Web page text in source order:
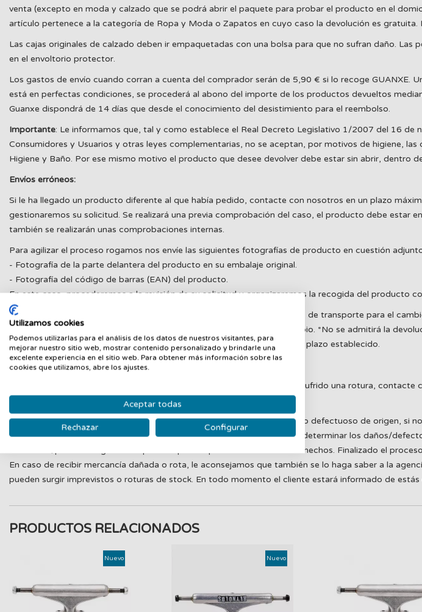
venta (excepto en moda y calzado que se podrá abrir el paquete para probar el producto en el
artículo pertenece a la categoría de Ropa y Moda o Zapatos en cuyo caso la devolución es
Las cajas originales de calzado deben ir empaquetadas con una bolsa para que no sufran daño.
en el envoltorio protector.
Los gastos de envío cuando corran a cuenta del comprador serán de 5,90 € si lo recoge
está en perfectas condiciones, se procederá al abono del importe de los productos devueltos
Guanxe dispondrá de 14 días que desde el conocimiento del desistimiento para el reembolso.
Importante: Le informamos que, tal y como establece el Real Decreto Legislativo 1/2007 del 16 de
Consumidores y Usuarios y otras leyes complementarias, no se aceptan, por motivos de higiene,
Higiene y Baño. Por ese mismo motivo el producto que desee devolver debe estar sin abrir, dentro
Envíos erróneos:
Si le ha llegado un producto diferente al que había pedido, contacte con nosotros en un plazo
gestionaremos su solicitud. Se realizará una previa comprobación del caso, el producto debe estar
también se realizarán unas comprobaciones internas.
Para agilizar el proceso rogamos nos envíe las siguientes fotografías de producto en cuestión
- Fotografía de la parte delantera del producto en su embalaje original.
- Fotografía del código de barras (EAN) del producto.
En este caso, procederemos a la revisión de su solicitud y organizaremos la recogida del producto
En caso de un error de GUANXE en la preparación del pedido, los gastos de transporte para el
deberá abonar el cliente, el coste del servicio de transporte para el cambio. *No se admitirá la
reclamación de un artículo faltante, si no ha sido comunicado dentro del plazo establecido.
Roturas o defectos de origen:
En el caso de que su pedido haya llegado defectuoso desde origen o a sufrido una rotura,
recepción y gestionaremos su incidencia.
Importante: No se admitirá la devolución de un artículo dañado, así como defectuoso de origen, si
necesitaremos siempre una o varias pruebas del comprador para poder determinar los daños/
mercancía/pedido o alguna otra prueba que nos permita determinar los hechos. Finalizado el
En caso de recibir mercancía dañada o rota, le aconsejamos que también se lo haga saber a la
pueden surgir imprevistos o roturas de stock. En todo momento el cliente estará informado de
PRODUCTOS RELACIONADOS
Nuevo Nuevo
Utilizamos cookies
Podemos utilizarlas para el análisis de los datos de nuestros visitantes, para
mejorar nuestro sitio web, mostrar contenido personalizado y brindarle una
excelente experiencia en el sitio web. Para obtener más información sobre las
cookies que utilizamos, abre los ajustes.
Aceptar todas
Rechazar Configurar